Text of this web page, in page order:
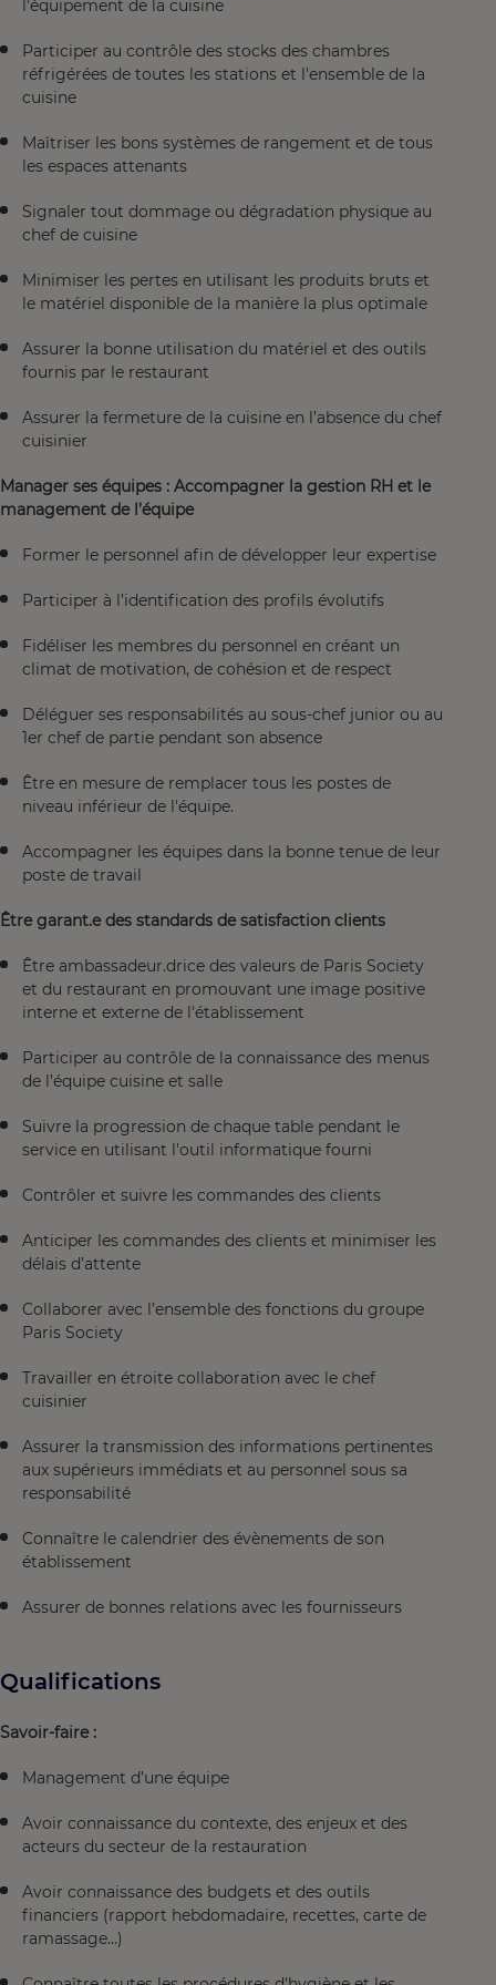
l'équipement de la cuisine
Participer au contrôle des stocks des chambres
réfrigérées de toutes les stations et l'ensemble de la
cuisine
Maîtriser les bons systèmes de rangement et de tous
les espaces attenants
Signaler tout dommage ou dégradation physique au
chef de cuisine
Minimiser les pertes en utilisant les produits bruts et
le matériel disponible de la manière la plus optimale
Assurer la bonne utilisation du matériel et des outils
fournis par le restaurant
Assurer la fermeture de la cuisine en l’absence du chef
cuisinier
Manager ses équipes : Accompagner la gestion RH et le
management de l’équipe
Former le personnel afin de développer leur expertise
Participer à l’identification des profils évolutifs
Fidéliser les membres du personnel en créant un
climat de motivation, de cohésion et de respect
Déléguer ses responsabilités au sous-chef junior ou au
1er chef de partie pendant son absence
Être en mesure de remplacer tous les postes de
niveau inférieur de l'équipe.
Accompagner les équipes dans la bonne tenue de leur
poste de travail
Être garant.e des standards de satisfaction clients
Être ambassadeur.drice des valeurs de Paris Society
et du restaurant en promouvant une image positive
interne et externe de l'établissement
Participer au contrôle de la connaissance des menus
de l’équipe cuisine et salle
Suivre la progression de chaque table pendant le
service en utilisant l'outil informatique fourni
Contrôler et suivre les commandes des clients
Anticiper les commandes des clients et minimiser les
délais d’attente
Collaborer avec l’ensemble des fonctions du groupe
Paris Society
Travailler en étroite collaboration avec le chef
cuisinier
Assurer la transmission des informations pertinentes
aux supérieurs immédiats et au personnel sous sa
responsabilité
Connaître le calendrier des évènements de son
établissement
Assurer de bonnes relations avec les fournisseurs
Qualifications
Savoir-faire :
Management d’une équipe
Avoir connaissance du contexte, des enjeux et des
acteurs du secteur de la restauration
Avoir connaissance des budgets et des outils
financiers (rapport hebdomadaire, recettes, carte de
ramassage…)